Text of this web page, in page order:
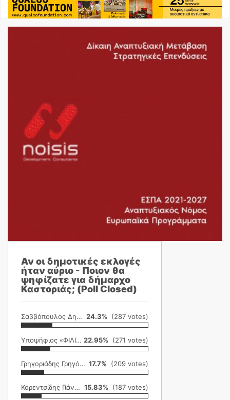
Αν οι δημοτικές εκλογές
ήταν αύριο - Ποιον θα
ψηφίζατε για δήμαρχο
Καστοριάς; (Poll Closed)
Σαββόπουλος Δημήτρης 24.3% (287 votes)
Υποψήφιος «ΦΙΛΙΚΗ ΕΤΑΙΡΕΙΑ» 22.95% (271 votes)
Γρηγοριάδης Γρηγόρης 17.7% (209 votes)
Κορεντσίδης Γιάννης 15.83% (187 votes)